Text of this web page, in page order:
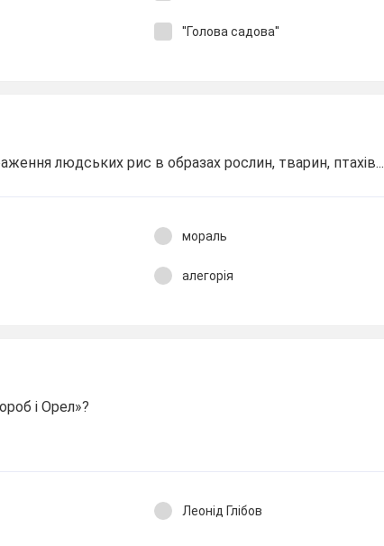
''Голова садова''
людських рис в образах рослин, тварин, птахів...
мораль
алегорія
і Орел»?
Леонід Глібов